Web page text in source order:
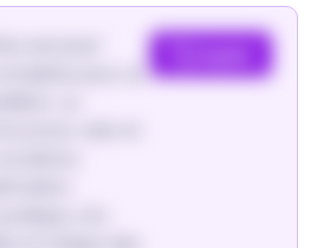
pour un